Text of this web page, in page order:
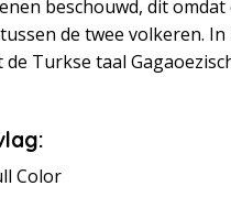
beschouwd, dit
de twee volkeren.
Turkse taal
Color